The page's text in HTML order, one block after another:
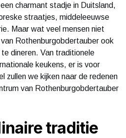
charmant stadje in Duitsland,
straatjes, middeleeuwse
Maar wat veel mensen niet
Rothenburgobdertauber ook
dineren. Van traditionele
keukens, er is voor
zullen we kijken naar de redenen
van Rothenburgobdertauber
traditie